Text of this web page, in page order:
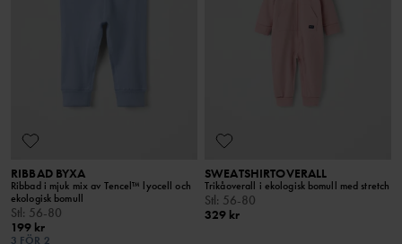
RIBBAD BYXA
Ribbad i mjuk mix av Tencel™ lyocell och
ekologisk bomull
Stl: 56-80
199 kr
3 FÖR 2
SWEATSHIRTOVERALL
Trikåoverall i ekologisk bomull med stretch
Stl: 56-80
329 kr